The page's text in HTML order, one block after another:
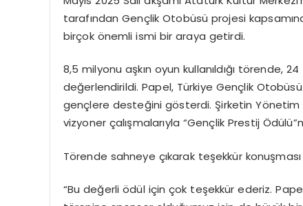
tarafından Gençlik Otobüsü projesi
birçok önemli ismi bir araya getirdi.
8,5 milyonu aşkın oyun kullanıldığı törende,
değerlendirildi. Papel, Türkiye Gençlik
gençlere desteğini gösterdi. Şirketin Yönetim
vizyoner çalışmalarıyla “Gençlik Prestij
Törende sahneye çıkarak teşekkür konuşması
“Bu değerli ödül için çok teşekkür ederiz.